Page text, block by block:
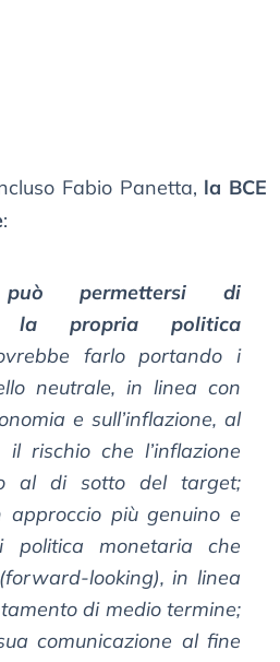
Fabio Panetta, la BCE
:
può permettersi di
la propria politica
farlo portando i
neutrale, in linea con
e sull’inflazione, al
rischio che l’inflazione
al di sotto del target;
più genuino e
politica monetaria che
looking), in linea
di medio termine;
comunicazione al fine